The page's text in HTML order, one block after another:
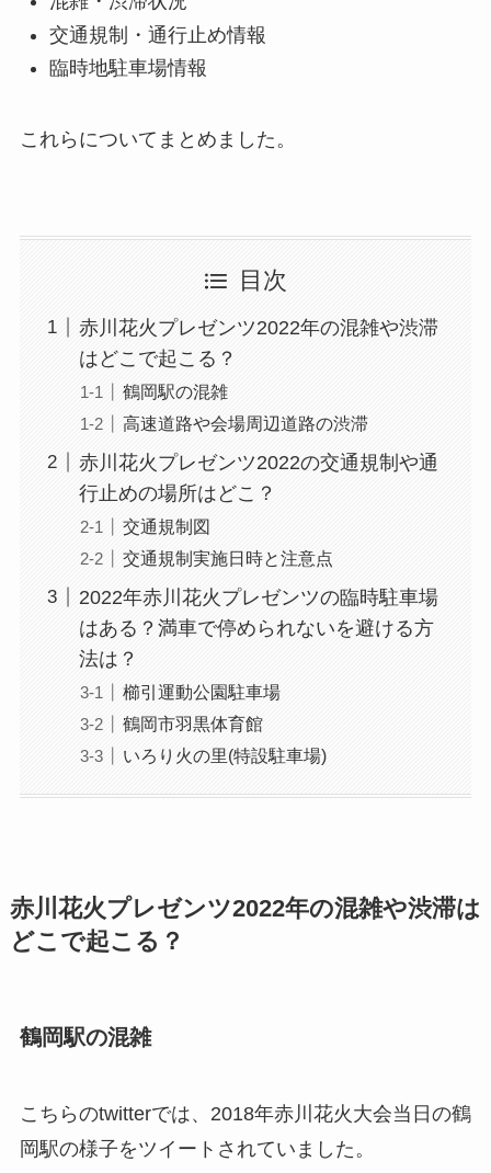
交通規制・通行止め情報
臨時地駐車場情報
これらについてまとめました。
目次
赤川花火プレゼンツ2022年の混雑や渋滞
はどこで起こる？
鶴岡駅の混雑
高速道路や会場周辺道路の渋滞
赤川花火プレゼンツ2022の交通規制や通
行止めの場所はどこ？
交通規制図
交通規制実施日時と注意点
2022年赤川花火プレゼンツの臨時駐車場
はある？満車で停められないを避ける方
法は？
櫛引運動公園駐車場
鶴岡市羽黒体育館
いろり火の里(特設駐車場)
赤川花火プレゼンツ2022年の混雑や渋滞は
どこで起こる？
鶴岡駅の混雑
こちらのtwitterでは、2018年赤川花火大会当日の鶴
岡駅の様子をツイートされていました。